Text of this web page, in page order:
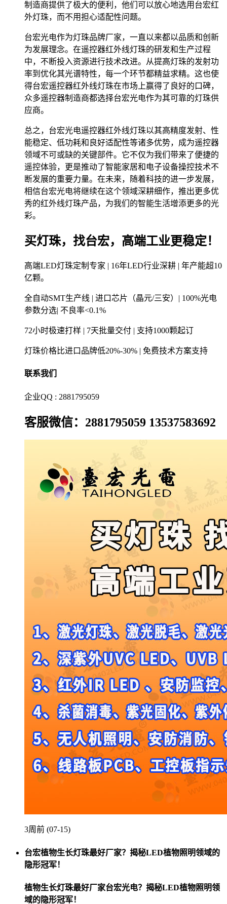
制造商提供了极大的便利，他们可以放心地选用台宏红
外灯珠，而不用担心适配性问题。
台宏光电作为灯珠品牌厂家，一直以来都以品质和创新
为发展理念。在遥控器红外线灯珠的研发和生产过程
中，不断投入资源进行技术改进。从提高灯珠的发射功
率到优化其光谱特性，每一个环节都精益求精。这也使
得台宏遥控器红外线灯珠在市场上赢得了良好的口碑，
众多遥控器制造商都选择台宏光电作为其可靠的灯珠供
应商。
总之，台宏光电遥控器红外线灯珠以其高精度发射、性
能稳定、低功耗和良好适配性等诸多优势，成为遥控器
领域不可或缺的关键部件。它不仅为我们带来了便捷的
遥控体验，更是推动了智能家居和电子设备操控技术不
断发展的重要力量。在未来，随着科技的进一步发展，
相信台宏光电将继续在这个领域深耕细作，推出更多优
秀的红外线灯珠产品，为我们的智能生活增添更多的光
彩。
买灯珠，找台宏，高端工业更稳定！
高端LED灯珠定制专家 | 16年LED行业深耕 | 年产能超10
亿颗。
全自动SMT生产线 | 进口芯片（晶元/三安）| 100%光电
参数分选| 不良率<0.1%
72小时极速打样 | 7天批量交付 | 支持1000颗起订
灯珠价格比进口品牌低20%-30% | 免费技术方案支持
联系我们
企业QQ : 2881795059
客服微信：2881795059 13537583692
3周前 (07-15)
台宏植物生长灯珠最好厂家？揭秘LED植物照明领域的
隐形冠军！
植物生长灯珠最好厂家台宏光电？揭秘LED植物照明领
域的隐形冠军！